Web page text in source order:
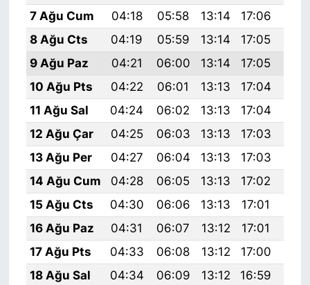
7 Ağu Cum
04:18 05:58 13:14 17:06
8 Ağu Cts
04:19 05:59 13:14 17:05
9 Ağu Paz
04:21 06:00 13:14 17:05
10 Ağu Pts
04:22 06:01 13:13 17:04
11 Ağu Sal
04:24 06:02 13:13 17:04
12 Ağu Çar
04:25 06:03 13:13 17:03
13 Ağu Per
04:27 06:04 13:13 17:03
14 Ağu Cum
04:28 06:05 13:13 17:02
15 Ağu Cts
04:30 06:06 13:13 17:01
16 Ağu Paz
04:31 06:07 13:12 17:01
17 Ağu Pts
04:33 06:08 13:12 17:00
18 Ağu Sal
04:34 06:09 13:12 16:59